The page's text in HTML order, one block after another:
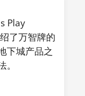
Play
了万智牌的
下城产品之